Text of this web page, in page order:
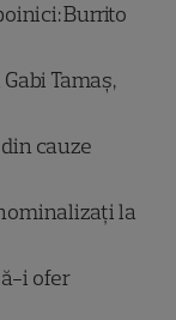
Burrito
Tamaș,
cauze
la
i ofer